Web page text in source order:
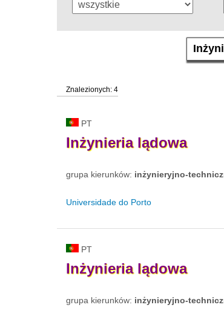
Znalezionych: 4
PT
Inżynieria lądowa
grupa kierunków: inżynieryjno-
Universidade do Porto
PT
Inżynieria lądowa
grupa kierunków: inżynieryjno-